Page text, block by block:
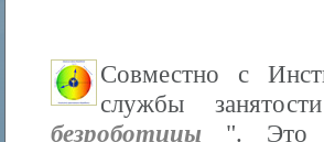
Совместно с
службы
безроботицы ". Это